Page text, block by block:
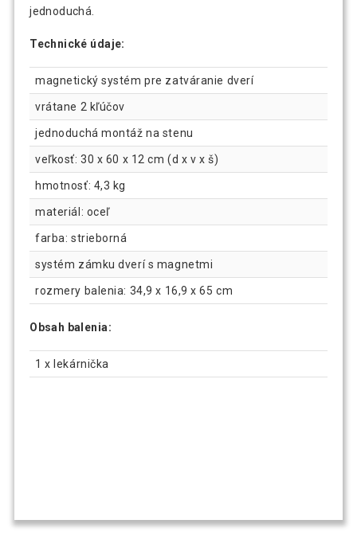
jednoduchá.
Technické údaje:
magnetický systém pre zatváranie dverí
vrátane 2 kľúčov
jednoduchá montáž na stenu
veľkosť: 30 x 60 x 12 cm (d x v x š)
hmotnosť: 4,3 kg
materiál: oceľ
farba: strieborná
systém zámku dverí s magnetmi
rozmery balenia: 34,9 x 16,9 x 65 cm
Obsah balenia:
1 x lekárnička